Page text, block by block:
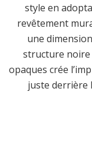
style en
revêtement
une
structure noire
opaques crée
juste derrière